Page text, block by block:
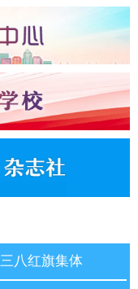
三八红旗集体